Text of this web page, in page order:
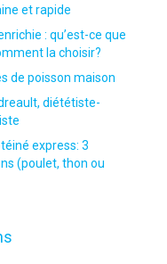
et rapide
: qu’est-ce que
la choisir?
de poisson maison
diététiste-
express: 3
(poulet, thon ou